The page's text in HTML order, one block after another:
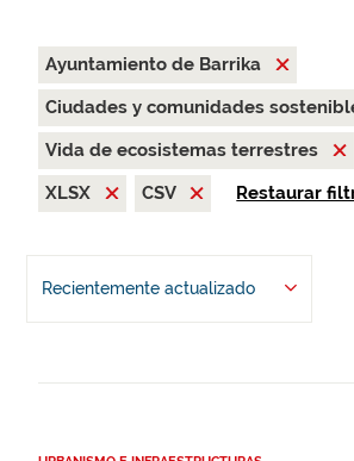
Ayuntamiento de Barrika
Ciudades y comunidades
Vida de ecosistemas terrestres
XLSX
CSV Restaurar
Recientemente actualizado